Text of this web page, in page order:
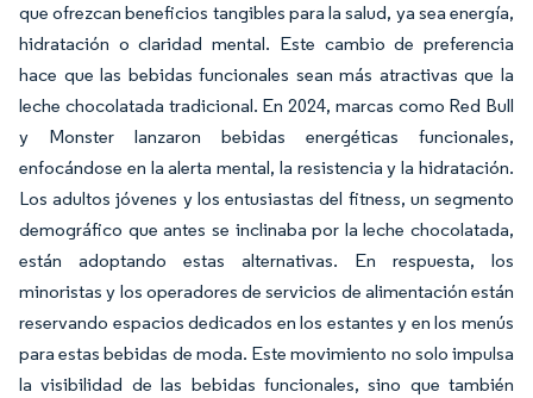
que ofrezcan beneficios tangibles para la salud, ya sea energía,
hidratación o claridad mental. Este cambio de preferencia
hace que las bebidas funcionales sean más atractivas que la
leche chocolatada tradicional. En 2024, marcas como Red Bull
y Monster lanzaron bebidas energéticas funcionales,
enfocándose en la alerta mental, la resistencia y la hidratación.
Los adultos jóvenes y los entusiastas del fitness, un segmento
demográfico que antes se inclinaba por la leche chocolatada,
están adoptando estas alternativas. En respuesta, los
minoristas y los operadores de servicios de alimentación están
reservando espacios dedicados en los estantes y en los menús
para estas bebidas de moda. Este movimiento no solo impulsa
la visibilidad de las bebidas funcionales, sino que también